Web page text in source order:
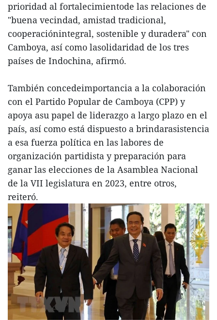
prioridad al fortalecimientode las relaciones de
"buena vecindad, amistad tradicional,
cooperaciónintegral, sostenible y duradera" con
Camboya, así como lasolidaridad de los tres
países de Indochina, afirmó.
También concedeimportancia a la colaboración
con el Partido Popular de Camboya (CPP) y
apoya asu papel de liderazgo a largo plazo en el
país, así como está dispuesto a brindarasistencia
a esa fuerza política en las labores de
organización partidista y preparación para
ganar las elecciones de la Asamblea Nacional
de la VII legislatura en 2023, entre otros,
reiteró.